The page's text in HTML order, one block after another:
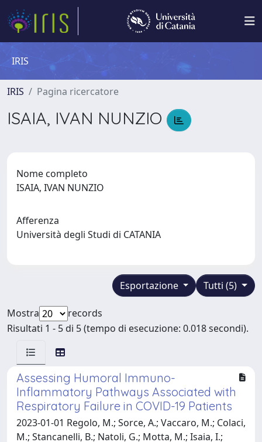
IRIS
IRIS Pagina ricercatore
ISAIA, IVAN NUNZIO
Nome completo
ISAIA, IVAN NUNZIO
Afferenza
Università degli Studi di CATANIA
Tutti (5)
Esportazione
Mostra
records
Risultati 1 - 5 di 5 (tempo di esecuzione: 0.018 secondi).
Assessing Humoral Immuno-
Inflammatory Pathways Associated with
Respiratory Failure in COVID-19 Patients
2023-01-01 Regolo, M.; Sorce, A.; Vaccaro, M.; Colaci,
M.; Stancanelli, B.; Natoli, G.; Motta, M.; Isaia, I.;